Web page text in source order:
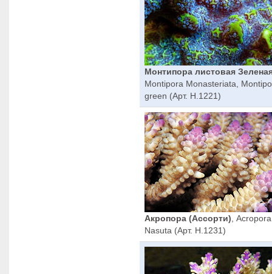
Монтипора листовая
Montipora Monasteriata,
green (Арт. H.1221)
Акропора (Ассорти) , Acropora
Nasuta (Арт. H.1231)